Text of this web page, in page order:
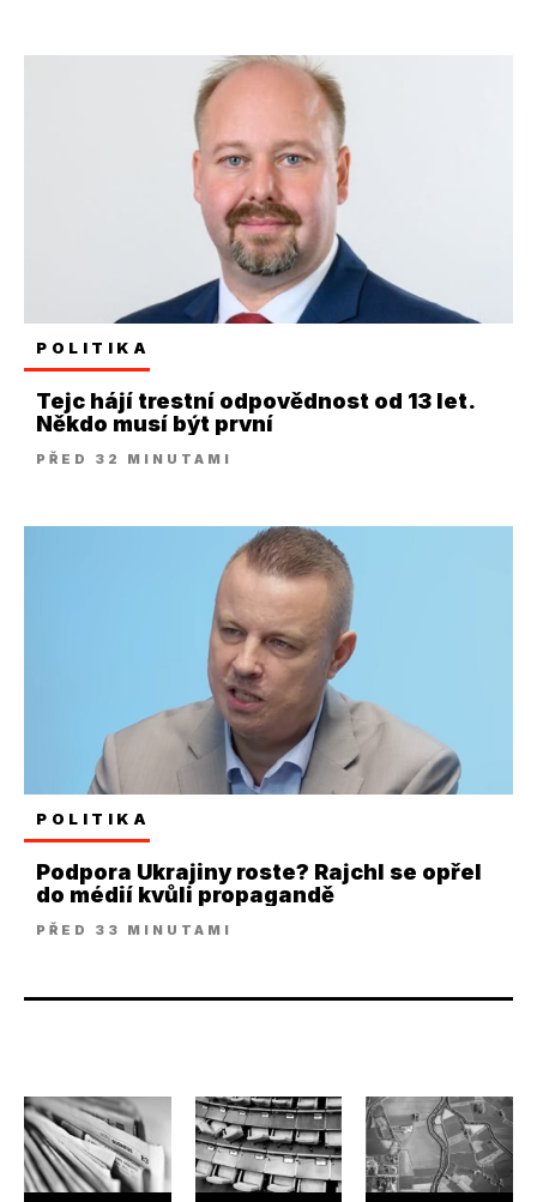
POLITIKA
Tejc hájí trestní odpovědnost od 13 let.
Někdo musí být první
PŘED 32 MINUTAMI
POLITIKA
Podpora Ukrajiny roste? Rajchl se opřel
do médií kvůli propagandě
PŘED 33 MINUTAMI